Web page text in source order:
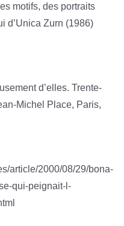
motifs, des portraits
d’Unica Zurn (1986)
d’elles. Trente-
Michel Place, Paris,
article/2000/08/29/bona-
qui-peignait-l-